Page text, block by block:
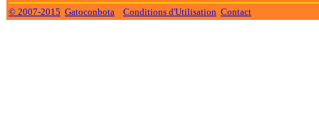
© 2007-2015 Gatoconbota Conditions d'Utilisation Contact